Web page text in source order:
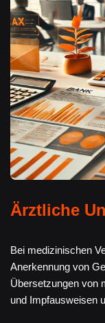
Ärztliche
Bei medizinischen
Anerkennung von
Übersetzungen von
und Impfausweisen